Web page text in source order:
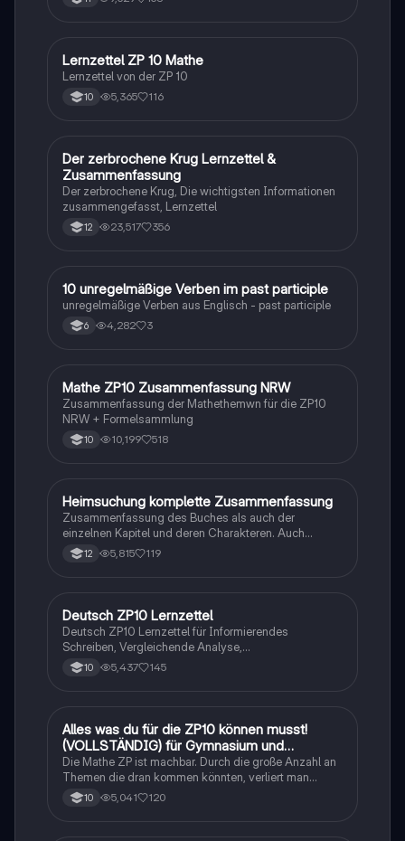
Mathe
Lernzettel ZP 10 Mathe
Lernzettel von der ZP 10
10 5,365 116
Deutsch
Der zerbrochene Krug Lernzettel &
Zusammenfassung
Der zerbrochene Krug, Die wichtigsten Informationen
zusammengefasst, Lernzettel
12 23,517 356
1 Englisch
10 unregelmäßige Verben im past participle
unregelmäßige Verben aus Englisch - past participle
6 4,282 3
Mathe
Mathe ZP10 Zusammenfassung NRW
Zusammenfassung der Mathethemwn für die ZP10
NRW + Formelsammlung
10 10,199 518
Deutsch
Heimsuchung komplette Zusammenfassung
Zusammenfassung des Buches als auch der
einzelnen Kapitel und deren Charakteren. Auch
tabellarisch. Im Unterricht ohne KI erstellt
12 5,815 119
Deutsch
Deutsch ZP10 Lernzettel
Deutsch ZP10 Lernzettel für Informierendes
Schreiben, Vergleichende Analyse,
Sachtexte/Roman/Gedicht..
10 5,437 145
Mathe
Alles was du für die ZP10 können musst!
(VOLLSTÄNDIG) für Gymnasium und
Realschule
Die Mathe ZP ist machbar. Durch die große Anzahl an
Themen die dran kommen könnten, verliert man
schnell den Überblick. Also habe ich von den kleinsten
Themen bis hin zu den größten alles
10 5,041 120